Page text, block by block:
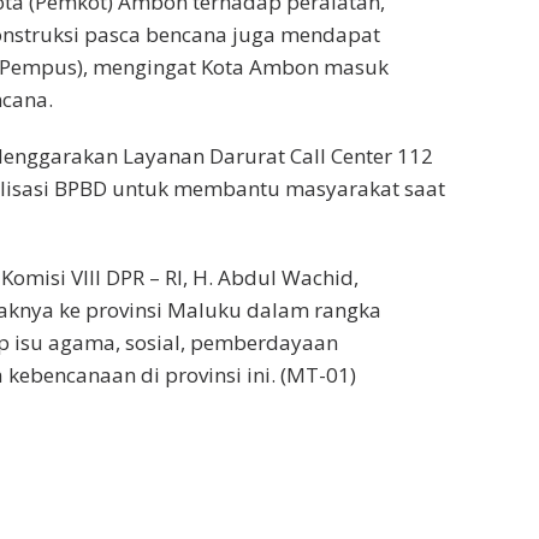
pasca bencana juga mendapat
mengingat Kota Ambon masuk
Layanan Darurat Call Center 112
BPBD untuk membantu masyarakat saat
VIII DPR – RI, H. Abdul Wachid,
ke provinsi Maluku dalam rangka
isu agama, sosial, pemberdayaan
di provinsi ini. (MT-01)